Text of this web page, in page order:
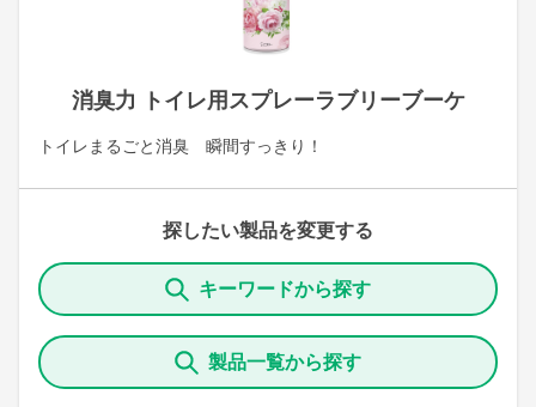
消臭力 トイレ用スプレーラブリーブーケ
トイレまるごと消臭 瞬間すっきり！
探したい製品を変更する
キーワードから探す
製品一覧から探す